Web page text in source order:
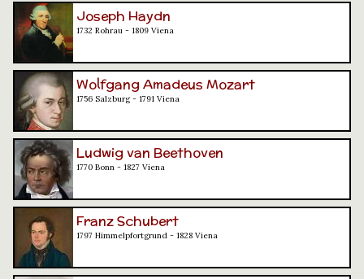
Joseph Haydn
1732 Rohrau - 1809 Viena
Wolfgang Amadeus Mozart
1756 Salzburg - 1791 Viena
Ludwig van Beethoven
1770 Bonn - 1827 Viena
Franz Schubert
1797 Himmelpfortgrund - 1828 Viena